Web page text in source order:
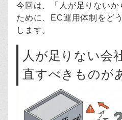
今回は、「人が足りない
ために、EC運用体制をど
します。
人が足りない会
直すべきものが